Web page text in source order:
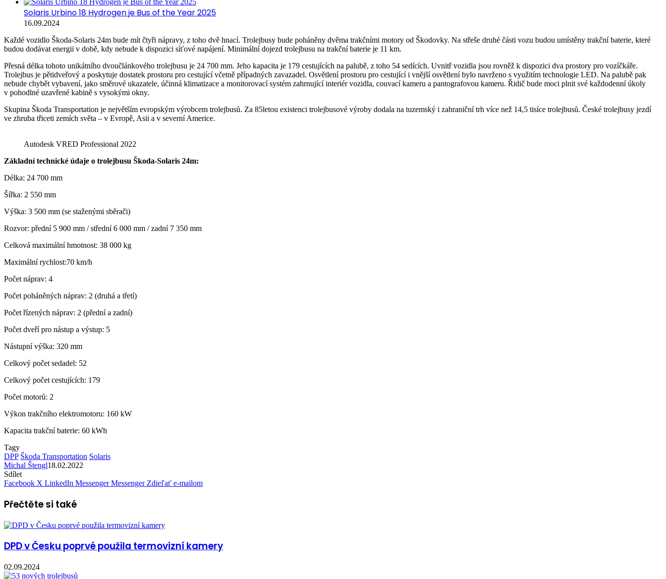
Solaris Urbino 18 Hydrogen je Bus of the Year 2025
16.09.2024
Každé vozidlo Škoda-Solaris 24m bude mít čtyři nápravy, z toho dvě hnací. Trolejbusy bude poháněny dvěma trakčními motory od Škodovky. Na střeše druhé části vozu budou umístěny trakční baterie, které
budou dodávat energii v době, kdy nebude k dispozici síťové napájení. Minimální dojezd trolejbusu na trakční baterie je 11 km.
Přesná délka tohoto unikátního dvoučlánkového trolejbusu je 24 700 mm. Jeho kapacita je 179 cestujících na palubě, z toho 54 sedících. Uvnitř vozidla jsou rovněž k dispozici dva prostory pro vozíčkáře.
Trolejbus je pětidveřový a poskytuje dostatek prostoru pro cestující včetně případných zavazadel. Osvětlení prostoru pro cestující i vnější osvětlení bylo navrženo s využitím technologie LED. Na palubě pak
nebude chybět vybavení, jako směrové ukazatele, účinná klimatizace a monitorovací systém zahrnující interiér vozidla, couvací kameru a pantografovou kameru. Řidič bude moci plnit své každodenní úkoly
v pohodlné uzavřené kabině s vysokými okny.
Skupina Škoda Transportation je největším evropským výrobcem trolejbusů. Za 85letou existenci trolejbusové výroby dodala na tuzemský i zahraniční trh více než 14,5 tisíce trolejbusů. České trolejbusy jezdí
ve zhruba třiceti zemích světa – v Evropě, Asii a v severní Americe.
Autodesk VRED Professional 2022
Základní technické údaje o trolejbusu Škoda-Solaris 24m:
Délka: 24 700 mm
Šířka: 2 550 mm
Výška: 3 500 mm (se staženými sběrači)
Rozvor: přední 5 900 mm / střední 6 000 mm / zadní 7 350 mm
Celková maximální hmotnost: 38 000 kg
Maximální rychlost:70 km/h
Počet náprav: 4
Počet poháněných náprav: 2 (druhá a třetí)
Počet řízených náprav: 2 (přední a zadní)
Počet dveří pro nástup a výstup: 5
Nástupní výška: 320 mm
Celkový počet sedadel: 52
Celkový počet cestujících: 179
Počet motorů: 2
Výkon trakčního elektromotoru: 160 kW
Kapacita trakční baterie: 60 kWh
Tagy
DPP Škoda Transportation Solaris
Michal Štengl18.02.2022
Sdílet
Facebook X LinkedIn Messenger Messenger Zdieľať e-mailom
Přečtěte si také
DPD v Česku poprvé použila termovizní kamery
02.09.2024